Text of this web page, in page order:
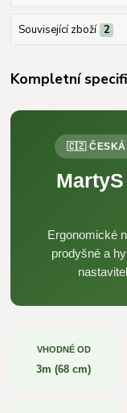
Související zboží 2
Kompletní
🇨🇿 ČESKÁ
Ergonomické
prodyšné a
VHODNÉ OD
3m (68 cm)